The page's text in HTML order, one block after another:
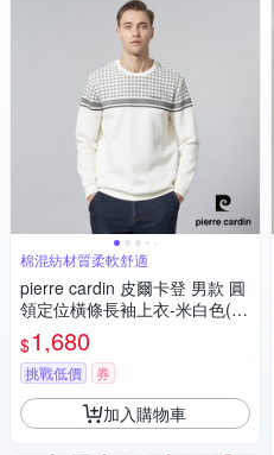
棉混紡材質柔軟舒適
pierre cardin 皮爾卡登 男款 圓
領定位橫條長袖上衣-米白色(52
45211-91)
$1,680
挑戰低價 券
加入購物車